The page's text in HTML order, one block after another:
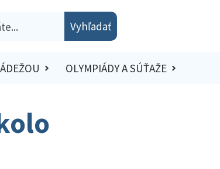
Vyhľadať
OLYMPIÁDY A SÚŤAŽE